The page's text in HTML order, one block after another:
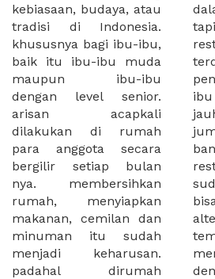
kebiasaan, budaya, atau
tradisi di Indonesia.
khususnya bagi ibu-ibu,
baik itu ibu-ibu muda
maupun ibu-ibu
dengan level senior.
arisan acapkali
dilakukan di rumah
para anggota secara
bergilir setiap bulan
nya. membersihkan
rumah, menyiapkan
makanan, cemilan dan
minuman itu sudah
menjadi keharusan.
padahal dirumah
dalam jumlah besar.
tapi di restoran-
restoran biasanya
terdapat juga
pengunjung yang lain,
ibu harus memesan
jauh-jauh hari untuk
jumlah orang yang
banyak. dan jika
restoran langganan ibu
sudah full booked, ibu
bisa bingung mencari
alternatif option dengan
tempat dan harga
menu yang sesuai
dengan hati ibu. nah,